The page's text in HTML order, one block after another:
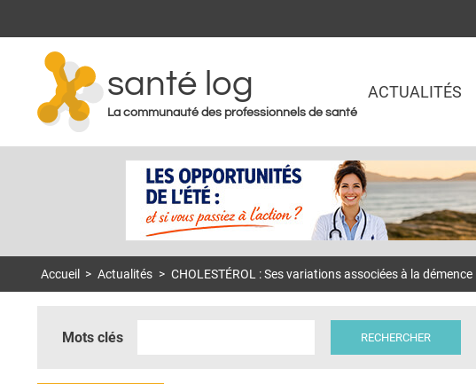
santé log
La communauté des professionnels de santé
ACTUALITÉS
Accueil > Actualités > CHOLESTÉROL : Ses variations associées à la démence
Mots clés